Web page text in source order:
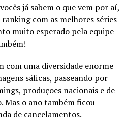
já sabem o que vem por aí,
ranking com as melhores séries
muito esperado pela equipe
com uma diversidade enorme
sáficas, passeando por
produções nacionais e de
Mas o ano também ficou
de cancelamentos.